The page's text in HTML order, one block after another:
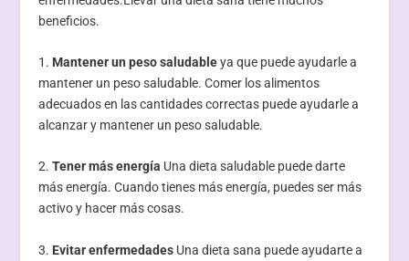
beneficios.
1. Mantener un peso saludableya que puede ayudarle a
mantener un peso saludable. Comer los alimentos
adecuados en las cantidades correctas puede ayudarle a
alcanzar y mantener un peso saludable.
2.Tener más energía Una dieta saludable puede darte
más energía. Cuando tienes más energía, puedes ser más
activo y hacer más cosas.
3. Evitar enfermedades Una dieta sana puede ayudarte a